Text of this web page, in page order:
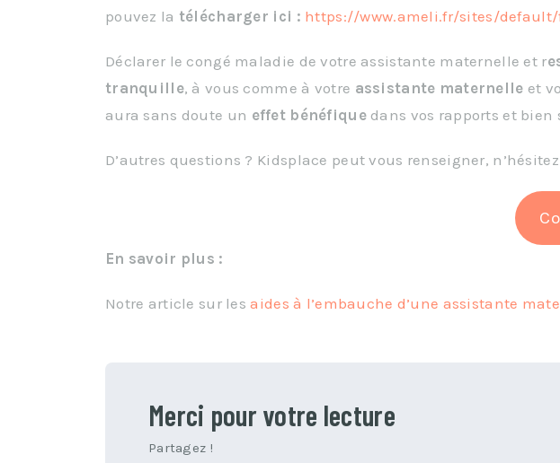
pouvez la télécharger ici : https://www.ameli.fr/sites/
Déclarer le congé maladie de votre assistante maternelle et r
tranquille, à vous comme à votre assistante maternelle et
aura sans doute un effet bénéfiquedans vos rapports et bien
D’autres questions ? Kidsplace peut vous renseigner,
En savoir plus :
Notre article sur lesaides à l’embauche d’une assistante
Merci pour votre lecture
Partagez !